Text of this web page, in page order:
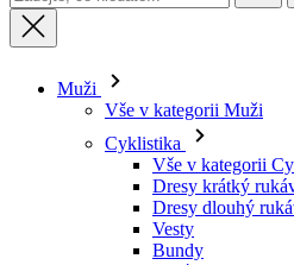
Vše v kategorii Muži
Dresy dlouhý rukáv
Vesty
Bundy
Kraťasy
Kombinézy
3/4 kalhoty
Dlouhé kalhoty
Spodní prádlo